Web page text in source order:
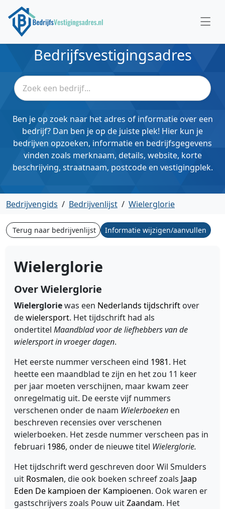
Bedrijfsvestigingsadres
Ben je op zoek naar het adres of informatie over een
bedrijf? Dan ben je op de juiste plek! Hier kun je
bedrijven opzoeken, informatie en bedrijfsgegevens
vinden zoals merknaam, details, website, korte
beschrijving, straatnaam, postcode en vestigingplek.
Bedrijvengids / Bedrijvenlijst / Wielerglorie
Terug naar bedrijvenlijst Informatie wijzigen/aanvullen
Wielerglorie
Over Wielerglorie
Wielergloriewas een Nederlands tijdschrift over
dewielersport. Het tijdschrift had als
ondertitel Maandblad voor de liefhebbers van de
wielersport in vroeger dagen.
Het eerste nummer verscheen eind 1981. Het
heette een maandblad te zijn en het zou 11 keer
per jaar moeten verschijnen, maar kwam zeer
onregelmatig uit. De eerste vijf nummers
verschenen onder de naam Wielerboeken en
beschreven recensies over verschenen
wielerboeken. Het zesde nummer verscheen pas in
februari 1986, onder de nieuwe titel Wielerglorie.
Het tijdschrift werd geschreven door Wil Smulders
uit Rosmalen, die ook boeken schreef zoals Jaap
Eden De kampioen der Kampioenen. Ook waren er
gastschrijvers zoals Pouw uitZaandam. Het